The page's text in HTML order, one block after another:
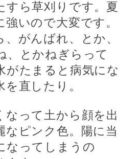
すら草刈りです。夏
強いので大変です。
、がんばれ、とか、
、とかねぎらって
がたまると病気にな
直したり。
なって土から顔を出
なピンク色。陽に当
なってしまうの